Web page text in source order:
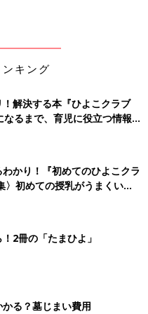
法を紹介します！
感神経が体温を温めようと
の温度は20度前後が最適と
寒すぎて目覚めてしまうこ
５時ごろに室温が下がりす
させるために、夜寝かせる
るのであれば、数時間後
してもいいでしょう。18～
いで朝までつけたままで
キング
解決する本『ひよこクラブ
るまで、育児に役立つ情報が
かり！『初めてのひよこクラ
〉初めての授乳がうまくい
基本と夏のトラブル 解決テ
2冊の「たまひよ」
る？墓じまい費用